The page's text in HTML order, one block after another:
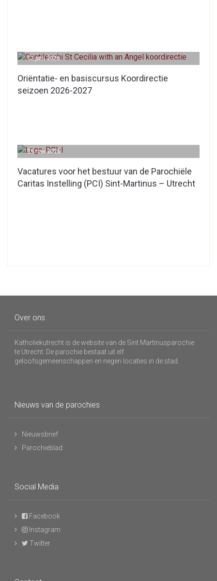
Oriëntatie- en basiscursus Koordirectie
seizoen 2026-2027
12 juni 2026
Vacatures voor het bestuur van de Parochiële
Caritas Instelling (PCI) Sint-Martinus – Utrecht
29 mei 2026
Over ons
Katholiekutrecht is de website van de Sint Martinusparochie
te Utrecht. De parochie bestaat uit elf
geloofsgemeenschappen en negen locaties in de stad.
Nieuws van de parochies
Nieuwsbrief
Parochieblad
Social Media
Facebook
Instagram
Twitter